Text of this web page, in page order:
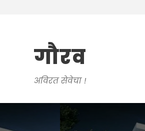
गौरव
अविरत सेवेचा !